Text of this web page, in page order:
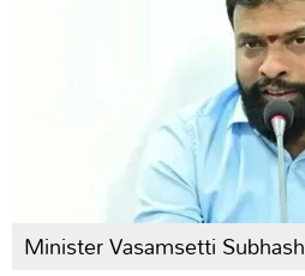
Minister Vasamsetti Subhash